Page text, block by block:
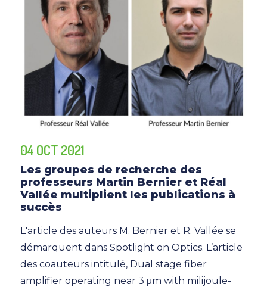
04 OCT 2021
Les groupes de recherche des
professeurs Martin Bernier et Réal
Vallée multiplient les publications à
succès
L'article des auteurs M. Bernier et R. Vallée se
démarquent dans Spotlight on Optics. L’article
des coauteurs intitulé, Dual stage fiber
amplifier operating near 3 μm with milijoule-